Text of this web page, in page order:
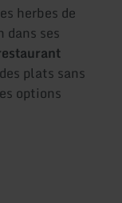
herbes de
ses
plats sans
options